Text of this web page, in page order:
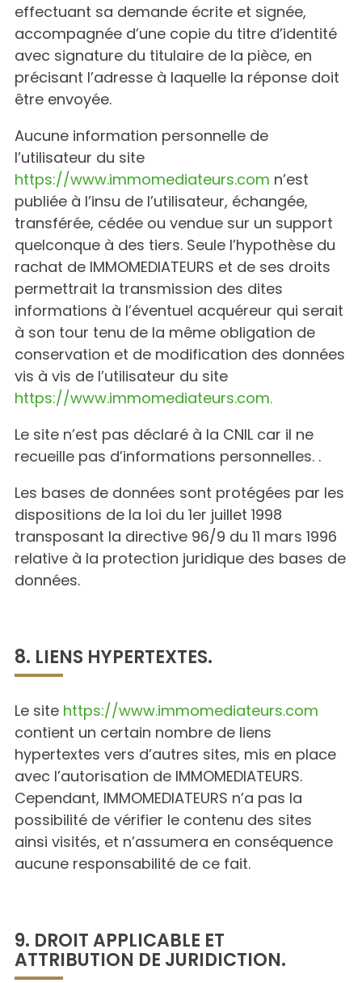
effectuant sa demande écrite et signée,
accompagnée d’une copie du titre d’identité
avec signature du titulaire de la pièce, en
précisant l’adresse à laquelle la réponse doit
être envoyée.
Aucune information personnelle de
l’utilisateur du site
https://www.immomediateurs.com n’est
publiée à l’insu de l’utilisateur, échangée,
transférée, cédée ou vendue sur un support
quelconque à des tiers. Seule l’hypothèse du
rachat de IMMOMEDIATEURS et de ses droits
permettrait la transmission des dites
informations à l’éventuel acquéreur qui serait
à son tour tenu de la même obligation de
conservation et de modification des données
vis à vis de l’utilisateur du site
https://www.immomediateurs.com.
Le site n’est pas déclaré à la CNIL car il ne
recueille pas d’informations personnelles. .
Les bases de données sont protégées par les
dispositions de la loi du 1er juillet 1998
transposant la directive 96/9 du 11 mars 1996
relative à la protection juridique des bases de
données.
8. LIENS HYPERTEXTES.
Le site https://www.immomediateurs.com
contient un certain nombre de liens
hypertextes vers d’autres sites, mis en place
avec l’autorisation de IMMOMEDIATEURS.
Cependant, IMMOMEDIATEURS n’a pas la
possibilité de vérifier le contenu des sites
ainsi visités, et n’assumera en conséquence
aucune responsabilité de ce fait.
9. DROIT APPLICABLE ET
ATTRIBUTION DE JURIDICTION.